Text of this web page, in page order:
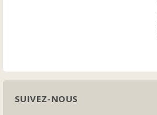
SUIVEZ-NOUS